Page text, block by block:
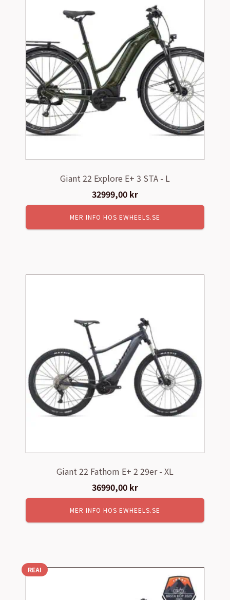
Giant 22 Explore E+ 3 STA - L
32999,00 kr
MER INFO HOS EWHEELS.SE
Giant 22 Fathom E+ 2 29er - XL
36990,00 kr
MER INFO HOS EWHEELS.SE
REA!